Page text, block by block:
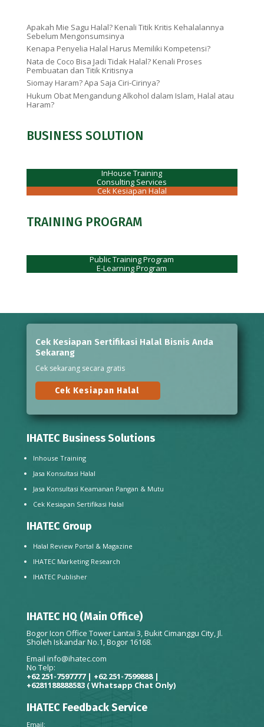
Apakah Mie Sagu Halal? Kenali Titik Kritis Kehalalannya
Sebelum Mengonsumsinya
Kenapa Penyelia Halal Harus Memiliki Kompetensi?
Nata de Coco Bisa Jadi Tidak Halal? Kenali Proses
Pembuatan dan Titik Kritisnya
Siomay Haram? Apa Saja Ciri-Cirinya?
Hukum Obat Mengandung Alkohol dalam Islam, Halal atau
Haram?
BUSINESS SOLUTION
InHouse Training
Consulting Services
Cek Kesiapan Halal
TRAINING PROGRAM
Public Training Program
E-Learning Program
Cek Kesiapan Sertifikasi Halal Bisnis Anda
Sekarang
Cek sekarang secara gratis
Cek Kesiapan Halal
IHATEC Business Solutions
Inhouse Training
Jasa Konsultasi Halal
Jasa Konsultasi Keamanan Pangan & Mutu
Cek Kesiapan Sertifikasi Halal
IHATEC Group
Halal Review Portal & Magazine
IHATEC Marketing Research
IHATEC Publisher
IHATEC HQ (Main Office)
Bogor Icon Office Tower Lantai 3, Bukit Cimanggu City, Jl.
Sholeh Iskandar No.1, Bogor 16168.
Email info@ihatec.com
No Telp:
+62 251-7597777 | +62 251-7599888 |
+6281188888583 ( Whatsapp Chat Only)
IHATEC Feedback Service
Email: